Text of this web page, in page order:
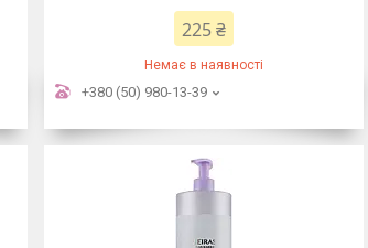
225 ₴
Немає в наявності
+380 (50) 980-13-39